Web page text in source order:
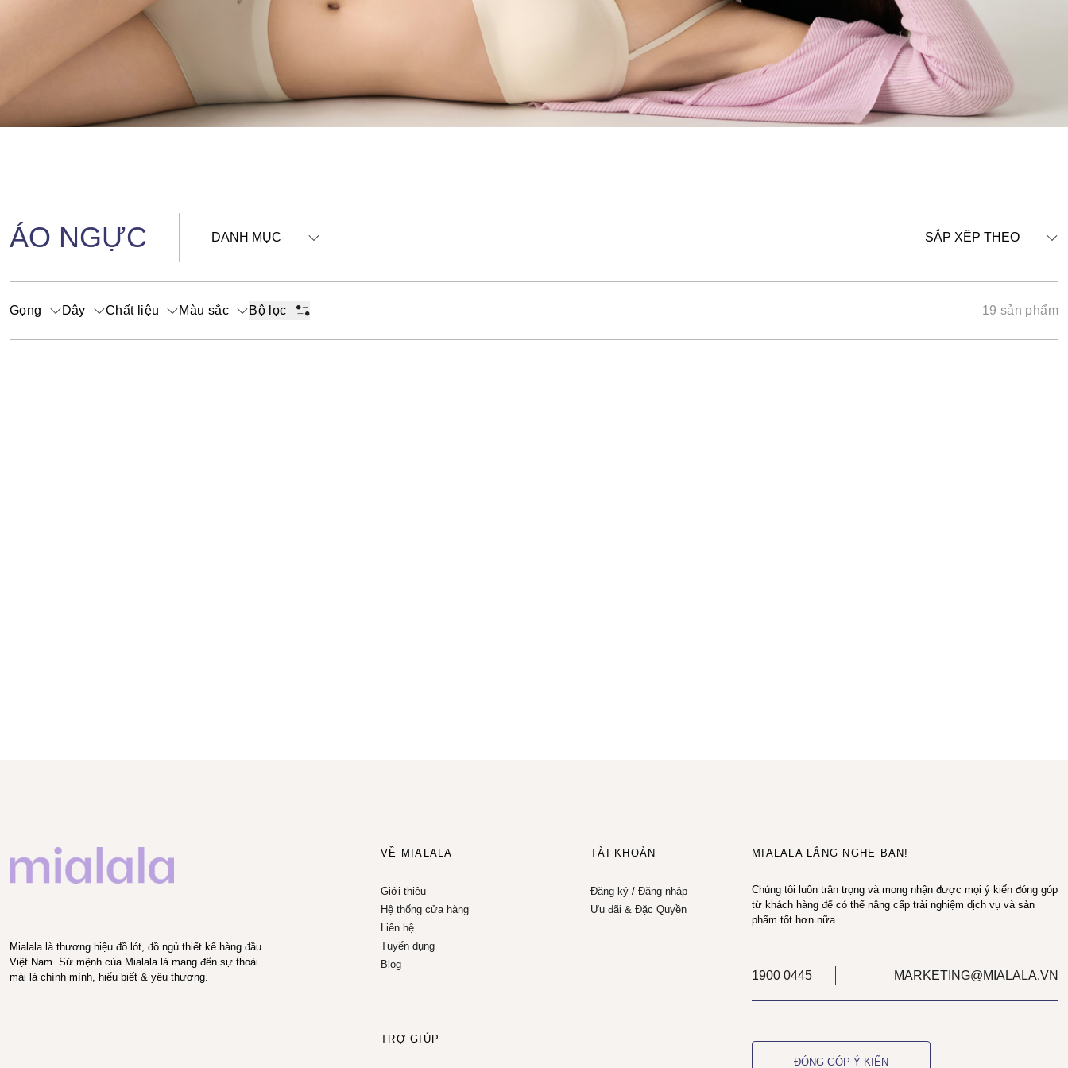
ÁO NGỰC DANH MỤC SẮP XẾP THEO
Gọng Dây Chất liệu Màu sắc Bộ lọc 19 sản phẩm
Mialala là thương hiệu đồ lót, đồ ngủ thiết kế hàng đầu
Việt Nam. Sứ mệnh của Mialala là mang đến sự thoải
mái là chính mình, hiểu biết & yêu thương.
VỀ MIALALA
Giới thiệu
Hệ thống cửa hàng
Liên hệ
Tuyển dụng
Blog
TÀI KHOẢN
Đăng ký/ Đăng nhập
Ưu đãi & Đặc Quyền
TRỢ GIÚP
MIALALA LẮNG NGHE BẠN!
Chúng tôi luôn trân trọng và mong nhận được mọi ý kiến đóng góp
từ khách hàng để có thể nâng cấp trải nghiệm dịch vụ và sản
phẩm tốt hơn nữa.
1900 0445 MARKETING@MIALALA.VN
ĐÓNG GÓP Ý KIẾN